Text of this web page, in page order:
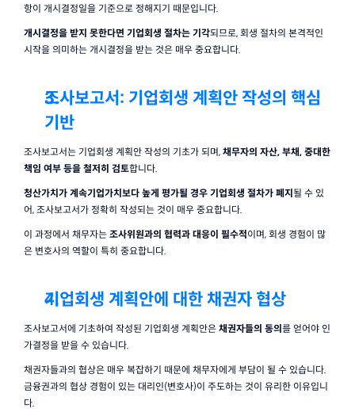
항이 개시결정일을 기준으로 정해지기 때문입니다.
개시결정을 받지 못한다면 기업회생 절차는 기각되므로, 회생 절차의 본격적인
시작을 의미하는 개시결정을 받는 것은 매우 중요합니다.
조사보고서: 기업회생 계획안 작성의 핵심
기반
조사보고서는 기업회생 계획안 작성의 기초가 되며, 채무자의 자산, 부채, 중대한
책임 여부 등을 철저히 검토합니다.
청산가치가 계속기업가치보다 높게 평가될 경우 기업회생 절차가 폐지 될 수 있
어, 조사보고서가 정확히 작성되는 것이 매우 중요합니다.
이 과정에서 채무자는 조사위원과의 협력과 대응이 필수적이며, 회생 경험이 많
은 변호사의 역할이 특히 중요합니다.
기업회생 계획안에 대한 채권자 협상
조사보고서에 기초하여 작성된 기업회생 계획안은 채권자들의 동의 를 얻어야 인
가결정을 받을 수 있습니다.
채권자들과의 협상은 매우 복잡하기 때문에 채무자에게 부담이 될 수 있습니다.
금융권과의 협상 경험이 있는 대리인(변호사)이 주도하는 것이 유리한 이유입니
다.